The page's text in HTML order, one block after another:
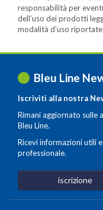
responsabilità per
dell’uso dei prodotti
modalità d’uso
Bleu Line
Iscriviti alla nostra
Rimani aggiornato sulle
Bleu Line.
Ricevi informazioni utili
professionale.
iscrizione